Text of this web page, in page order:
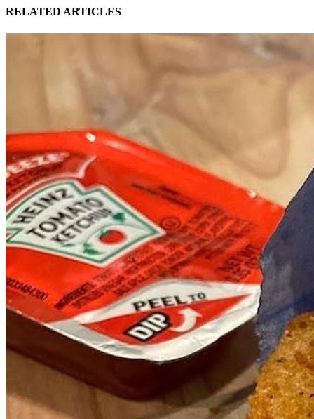
RELATED ARTICLES